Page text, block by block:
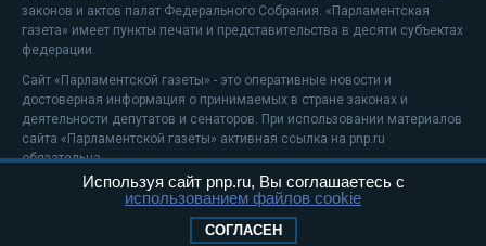
законов и актов палат Федерального Собрания. «Парламентская
газета» имеет пункты печати и представительства в десяти субъектах
федерации.
Сайт «Парламентской газеты» - это оперативные новости и
достоверная информация о принимаемых в стране законах и
деятельности депутатов и сенаторов. При использовании материалов
сайта «Парламентской газеты» активная ссылка на pnp.ru
обязательна.
На информационном ресурсе применяютсярекомендательные
Положение о защите персональных данных
Используя сайт pnp.ru, Вы соглашаетесь с
использованием файлов cookie
СОГЛАСЕН